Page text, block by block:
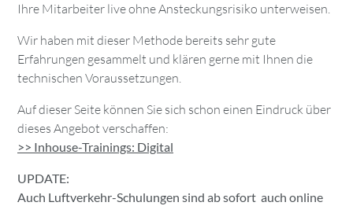
Ihre Mitarbeiter live ohne Ansteckungsrisiko unterweisen.
Wir haben mit dieser Methode bereits sehr gute
Erfahrungen gesammelt und klären gerne mit Ihnen die
technischen Voraussetzungen.
Auf dieser Seite können Sie sich schon einen Eindruck über
dieses Angebot verschaffen:
>> Inhouse-Trainings: Digital
UPDATE:
Auch Luftverkehr-Schulungen sind ab sofort auch online